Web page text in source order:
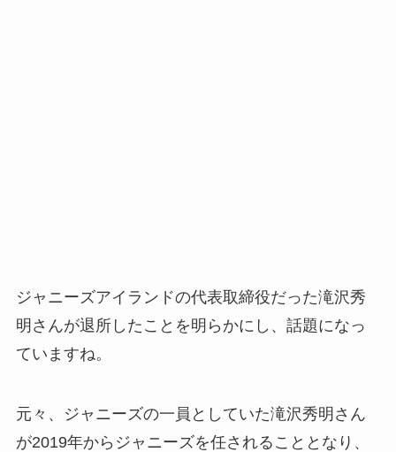
ジャニーズアイランドの代表取締役だった滝沢秀
明さんが退所したことを明らかにし、話題になっ
ていますね。
元々、ジャニーズの一員としていた滝沢秀明さん
が2019年からジャニーズを任されることとなり、